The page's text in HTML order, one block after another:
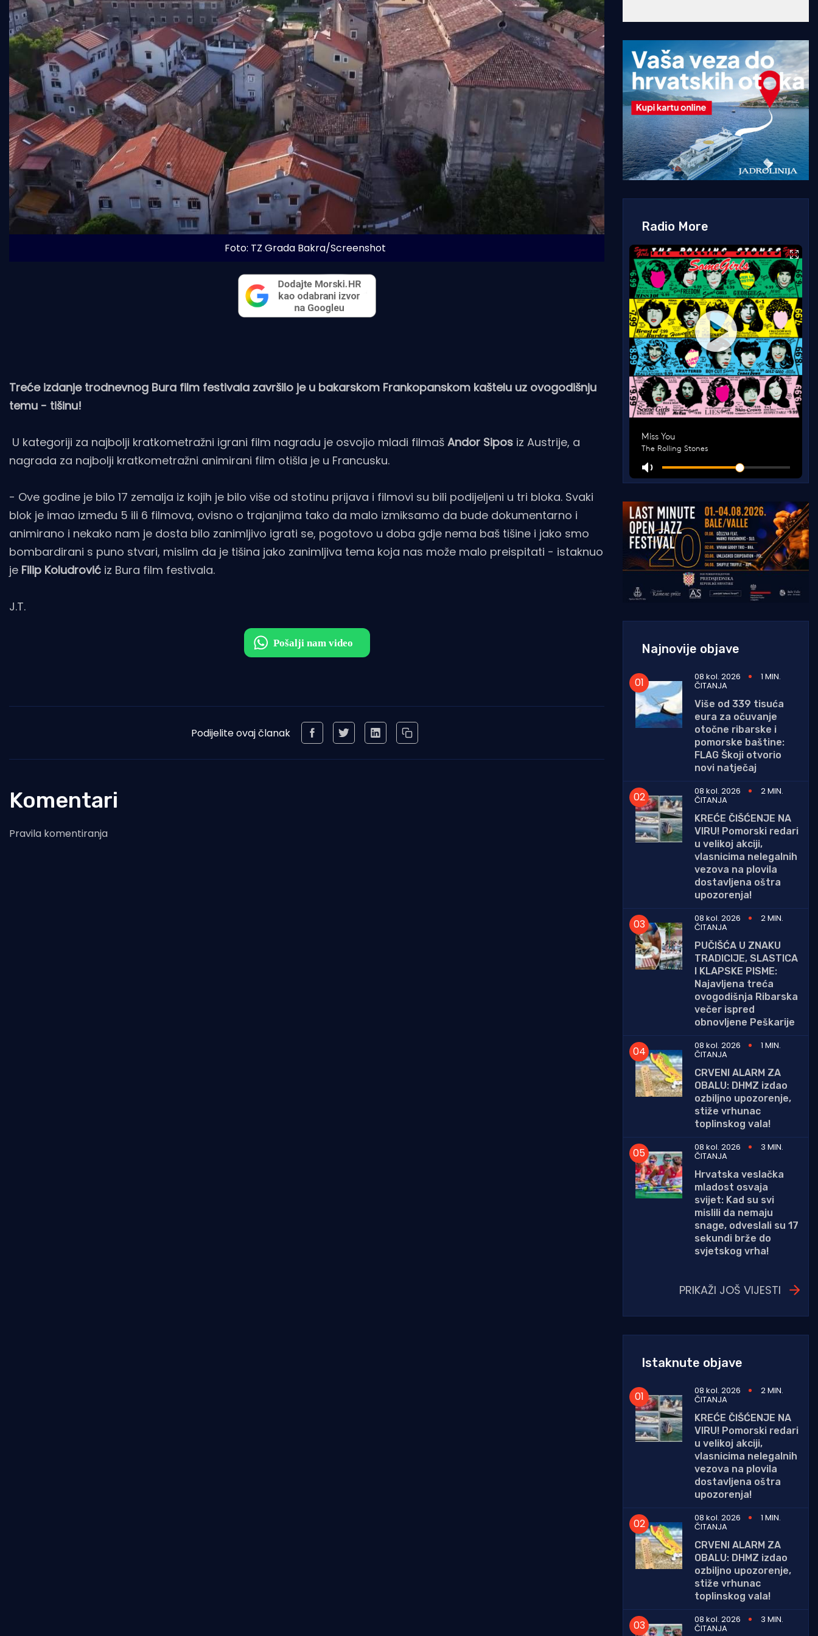
Foto: TZ Grada Bakra/Screenshot
Treće izdanje trodnevnog Bura film festivala završilo je u bakarskom Frankopanskom kaštelu uz ovogodišnju
temu - tišinu!
U kategoriji za najbolji kratkometražni igrani film nagradu je osvojio mladi filmaš Andor Sipos iz Austrije, a
nagrada za najbolji kratkometražni animirani film otišla je u Francusku.
- Ove godine je bilo 17 zemalja iz kojih je bilo više od stotinu prijava i filmovi su bili podijeljeni u tri bloka. Svaki
blok je imao između 5 ili 6 filmova, ovisno o trajanjima tako da malo izmiksamo da bude dokumentarno i
animirano i nekako nam je dosta bilo zanimljivo igrati se, pogotovo u doba gdje nema baš tišine i jako smo
bombardirani s puno stvari, mislim da je tišina jako zanimljiva tema koja nas može malo preispitati - istaknuo
je Filip Koludrović iz Bura film festivala.
J.T.
Podijelite ovaj članak
Komentari
Pravila komentiranja
Radio More
Najnovije objave
08 kol. 2026 1 MIN.
ČITANJA
Više od 339 tisuća
eura za očuvanje
otočne ribarske i
pomorske baštine:
FLAG Škoji otvorio
novi natječaj
08 kol. 2026
2 MIN.
ČITANJA
KREĆE ČIŠĆENJE NA
VIRU! Pomorski redari
u velikoj akciji,
vlasnicima nelegalnih
vezova na plovila
dostavljena oštra
upozorenja!
08 kol. 2026
2 MIN.
ČITANJA
PUČIŠĆA U ZNAKU
TRADICIJE, SLASTICA
I KLAPSKE PISME:
Najavljena treća
ovogodišnja Ribarska
večer ispred
obnovljene Peškarije
08 kol. 2026
1 MIN.
ČITANJA
CRVENI ALARM ZA
OBALU: DHMZ izdao
ozbiljno upozorenje,
stiže vrhunac
toplinskog vala!
08 kol. 2026
3 MIN.
ČITANJA
Hrvatska veslačka
mladost osvaja
svijet: Kad su svi
mislili da nemaju
snage, odveslali su 17
sekundi brže do
svjetskog vrha!
PRIKAŽI JOŠ VIJESTI
Istaknute objave
08 kol. 2026 2 MIN.
ČITANJA
KREĆE ČIŠĆENJE NA
VIRU! Pomorski redari
u velikoj akciji,
vlasnicima nelegalnih
vezova na plovila
dostavljena oštra
upozorenja!
08 kol. 2026
1 MIN.
ČITANJA
CRVENI ALARM ZA
OBALU: DHMZ izdao
ozbiljno upozorenje,
stiže vrhunac
toplinskog vala!
08 kol. 2026
3 MIN.
ČITANJA